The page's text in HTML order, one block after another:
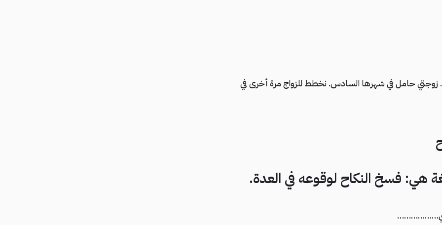
زوجتي حامل في شهرها السادس. نخطط للزواج مرة أخرى في
هي: فسخ النكاح لوقوعه في العدة.